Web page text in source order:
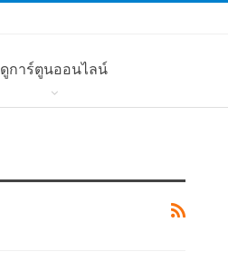
ดูการ์ตูนออนไลน์